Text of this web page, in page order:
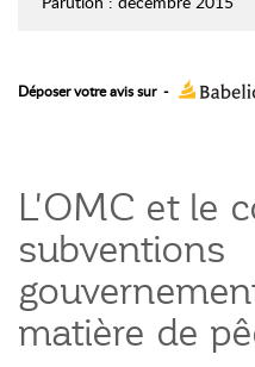
Déposer votre avis sur -
L'OMC et le
subventions
matière de